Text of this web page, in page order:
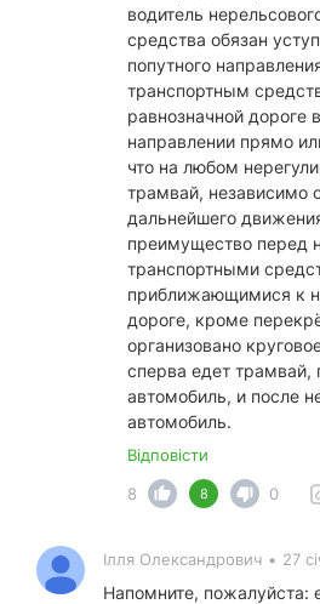
водитель
средства обязан
попутного
транспортным
равнозначной дороге
направлении прямо
что на любом
трамвай, независимо
дальнейшего
преимущество перед
транспортными
приближающимися к
дороге, кроме
организовано
сперва едет трамвай,
автомобиль, и после
автомобиль.
Відповісти
8
8 0
Ілля Олександрович • 27
Напомните, пожалуйста: